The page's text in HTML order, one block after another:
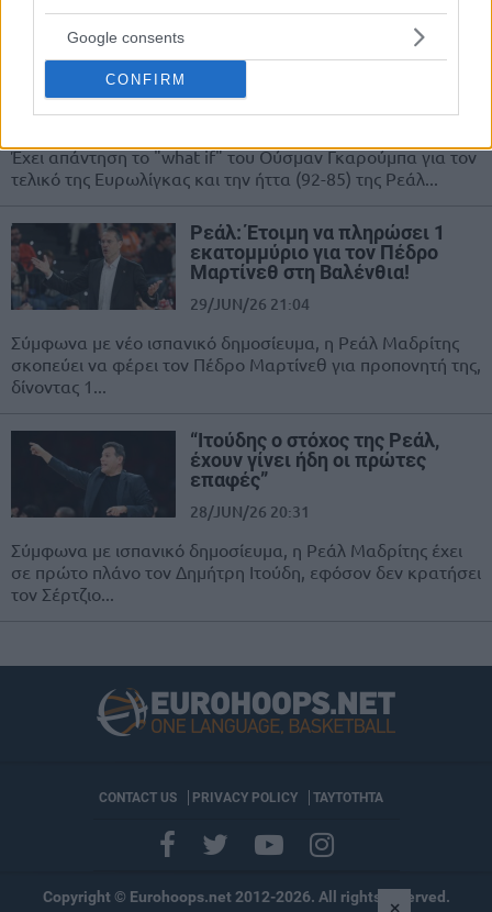
Google consents
CONFIRM
Γκαρούμπα για τελικό με
Ολυμπιακό: “Θα είχαμε νικήσει
30/JUN/26 11:48
Έχει απάντηση το "what if" του Ούσμαν Γκαρούμπα για τον
τελικό της Ευρωλίγκας και την ήττα (92-85) της Ρεάλ...
Ρεάλ: Έτοιμη να πληρώσει 1
εκατομμύριο για τον Πέδρο
Μαρτίνεθ στη Βαλένθια!
29/JUN/26 21:04
Σύμφωνα με νέο ισπανικό δημοσίευμα, η Ρεάλ Μαδρίτης
σκοπεύει να φέρει τον Πέδρο Μαρτίνεθ για προπονητή της,
δίνοντας 1...
“Ιτούδης ο στόχος της Ρεάλ,
έχουν γίνει ήδη οι πρώτες
επαφές”
28/JUN/26 20:31
Σύμφωνα με ισπανικό δημοσίευμα, η Ρεάλ Μαδρίτης έχει
σε πρώτο πλάνο τον Δημήτρη Ιτούδη, εφόσον δεν κρατήσει
τον Σέρτζιο...
CONTACT US PRIVACY POLICY ΤΑΥΤΟΤΗΤΑ
Copyright © Eurohoops.net 2012-2026. All rights reserved.
×